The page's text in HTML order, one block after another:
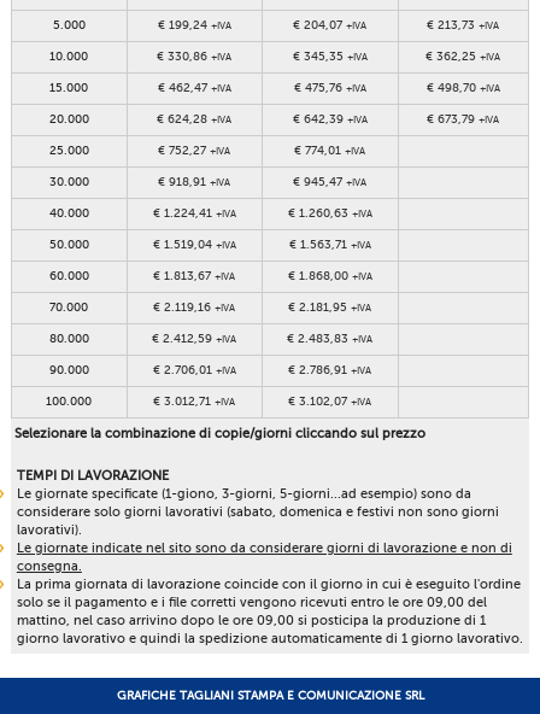
5.000 € 199,24 +IVA € 204,07+IVA € 213,73+IVA
10.000 € 330,86+IVA € 345,35 +IVA € 362,25+IVA
15.000 € 462,47 +IVA € 475,76 +IVA € 498,70 +IVA
20.000 € 624,28+IVA € 642,39 +IVA € 673,79+IVA
25.000 € 752,27+IVA € 774,01+IVA
30.000 € 918,91+IVA € 945,47+IVA
40.000 € 1.224,41 +IVA € 1.260,63 +IVA
50.000 € 1.519,04 +IVA € 1.563,71 +IVA
60.000 € 1.813,67+IVA € 1.868,00 +IVA
70.000 € 2.119,16+IVA € 2.181,95+IVA
80.000 € 2.412,59+IVA € 2.483,83+IVA
90.000 € 2.706,01 +IVA € 2.786,91+IVA
100.000 € 3.012,71+IVA € 3.102,07+IVA
Selezionare la combinazione di copie/giorni cliccando sul prezzo
TEMPI DI LAVORAZIONE
Le giornate specificate (1-giono, 3-giorni, 5-giorni...ad esempio) sono da
considerare solo giorni lavorativi (sabato, domenica e festivi non sono giorni
lavorativi).
Le giornate indicate nel sito sono da considerare giorni di lavorazione e non di
consegna.
La prima giornata di lavorazione coincide con il giorno in cui è eseguito l'ordine
solo se il pagamento e i file corretti vengono ricevuti entro le ore 09,00 del
mattino, nel caso arrivino dopo le ore 09,00 si posticipa la produzione di 1
giorno lavorativo e quindi la spedizione automaticamente di 1 giorno lavorativo.
GRAFICHE TAGLIANI STAMPA E COMUNICAZIONE SRL